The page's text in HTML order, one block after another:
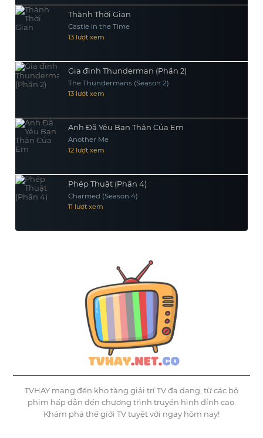
Thành Thời Gian
Castle in the Time
13 lượt xem
Gia đình Thunderman (Phần 2)
The Thundermans (Season 2)
13 lượt xem
Anh Đã Yêu Bạn Thân Của Em
Another Me
12 lượt xem
Phép Thuật (Phần 4)
Charmed (Season 4)
11 lượt xem
TVHAY mang đến kho tàng giải trí TV đa dạng, từ các bộ
phim hấp dẫn đến chương trình truyền hình đỉnh cao.
Khám phá thế giới TV tuyệt vời ngay hôm nay!